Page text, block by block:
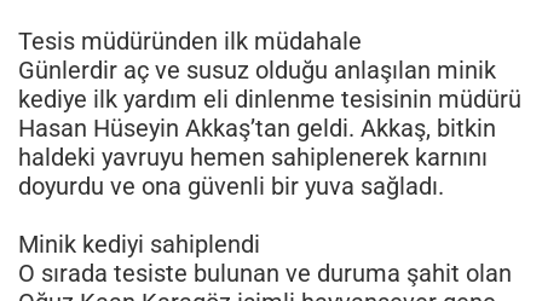
Tesis müdüründen ilk müdahale
Günlerdir aç ve susuz olduğu anlaşılan minik
kediye ilk yardım eli dinlenme tesisinin müdürü
Hasan Hüseyin Akkaş’tan geldi. Akkaş, bitkin
haldeki yavruyu hemen sahiplenerek karnını
doyurdu ve ona güvenli bir yuva sağladı.
Minik kediyi sahiplendi
O sırada tesiste bulunan ve duruma şahit olan